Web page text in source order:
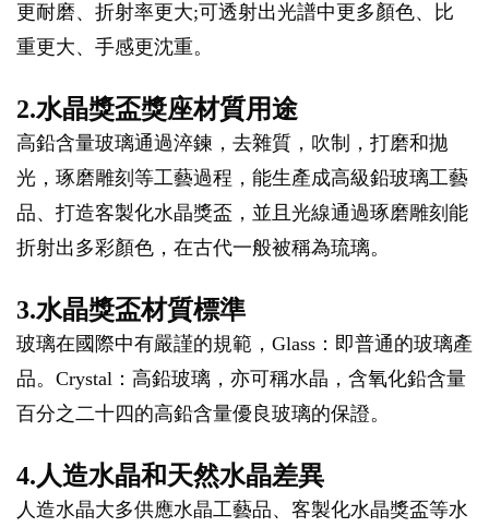
更耐磨、折射率更大;可透射出光譜中更多顏色、比
重更大、手感更沈重。
2.水晶獎盃獎座材質用途
高鉛含量玻璃通過淬鍊，去雜質，吹制，打磨和拋
光，琢磨雕刻等工藝過程，能生產成高級鉛玻璃工藝
品、打造客製化水晶獎盃，並且光線通過琢磨雕刻能
折射出多彩顏色，在古代一般被稱為琉璃。
3.水晶獎盃材質標準
玻璃在國際中有嚴謹的規範，Glass：即普通的玻璃產
品。Crystal：高鉛玻璃，亦可稱水晶，含氧化鉛含量
百分之二十四的高鉛含量優良玻璃的保證。
4.人造水晶和天然水晶差異
人造水晶大多供應水晶工藝品、客製化水晶獎盃等水